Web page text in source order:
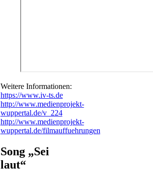
Weitere Informationen:
https://www.iv-ts.de
http://www.medienprojekt-
wuppertal.de/v_224
http://www.medienprojekt-
wuppertal.de/filmauffuehrungen
Song „Sei
laut“